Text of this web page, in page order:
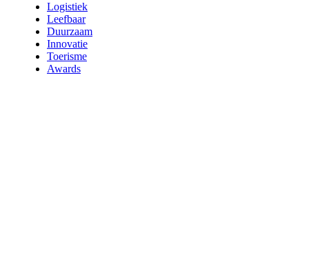
Logistiek
Leefbaar
Duurzaam
Innovatie
Toerisme
Awards